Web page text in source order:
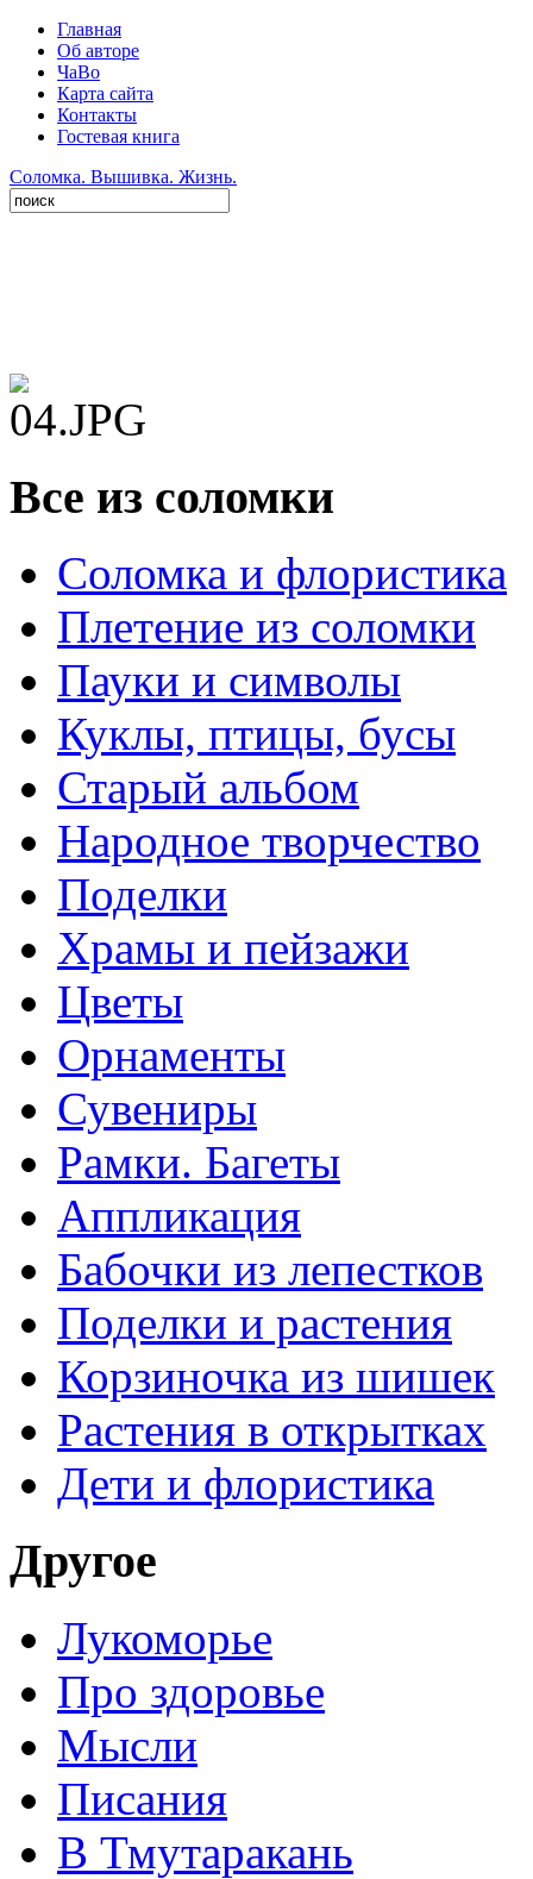
Главная
Об авторе
ЧаВо
Карта сайта
Контакты
Гостевая книга
Соломка. Вышивка. Жизнь.
Все из соломки
Соломка и флористика
Плетение из соломки
Пауки и символы
Куклы, птицы, бусы
Старый альбом
Народное творчество
Поделки
Храмы и пейзажи
Цветы
Орнаменты
Сувениры
Рамки. Багеты
Аппликация
Бабочки из лепестков
Поделки и растения
Корзиночка из шишек
Растения в открытках
Дети и флористика
Другое
Лукоморье
Про здоровье
Мысли
Писания
В Тмутаракань